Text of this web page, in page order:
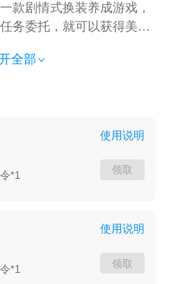
款剧情式换装养成游戏，
务委托，就可以获得美丽
跌宕剧情，极致配音；丰
验，这一次，由你定义清
全部
*1
使用说明
领取
*1
使用说明
领取